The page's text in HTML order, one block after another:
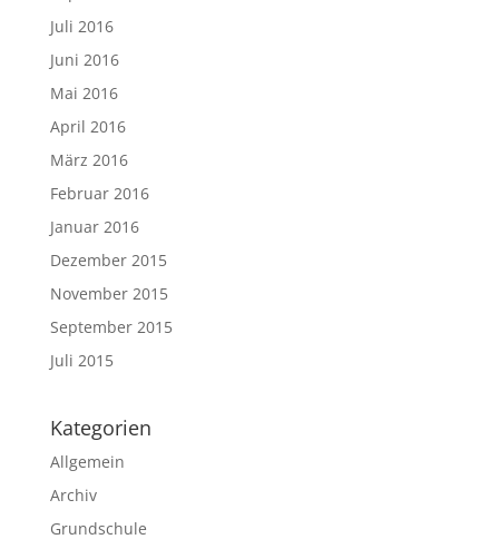
Juli 2016
Juni 2016
Mai 2016
April 2016
März 2016
Februar 2016
Januar 2016
Dezember 2015
November 2015
September 2015
Juli 2015
Kategorien
Allgemein
Archiv
Grundschule